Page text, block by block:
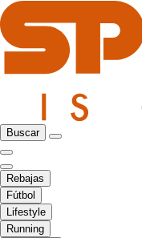
Buscar
Rebajas
Fútbol
Lifestyle
Running